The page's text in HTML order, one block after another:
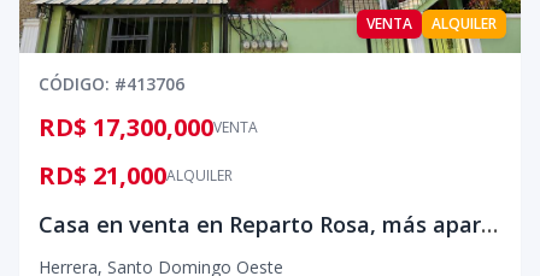
VENTA ALQUILER
CÓDIGO: #413706
VENTA
RD$ 17,300,000
ALQUILER
RD$ 21,000
Casa en venta en Reparto Rosa, más apartamento en alquiler
Herrera, Santo Domingo Oeste